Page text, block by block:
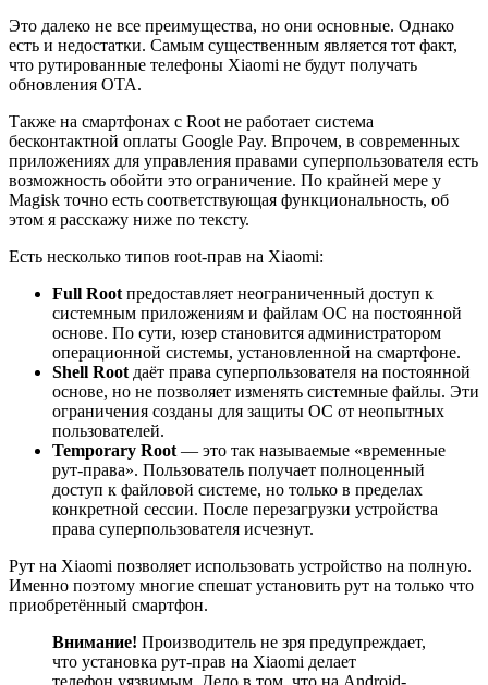
Это далеко не все преимущества, но они основные. Однако
есть и недостатки. Самым существенным является тот факт,
что рутированные телефоны Xiaomi не будут получать
обновления ОТА.
Также на смартфонах с Root не работает система
бесконтактной оплаты Google Pay. Впрочем, в современных
приложениях для управления правами суперпользователя есть
возможность обойти это ограничение. По крайней мере у
Magisk точно есть соответствующая функциональность, об
этом я расскажу ниже по тексту.
Есть несколько типов root-прав на Xiaomi:
Full Root предоставляет неограниченный доступ к
системным приложениям и файлам ОС на постоянной
основе. По сути, юзер становится администратором
операционной системы, установленной на смартфоне.
Shell Root даёт права суперпользователя на постоянной
основе, но не позволяет изменять системные файлы. Эти
ограничения созданы для защиты ОС от неопытных
пользователей.
Temporary Root — это так называемые «временные
рут-права». Пользователь получает полноценный
доступ к файловой системе, но только в пределах
конкретной сессии. После перезагрузки устройства
права суперпользователя исчезнут.
Рут на Xiaomi позволяет использовать устройство на полную.
Именно поэтому многие спешат установить рут на только что
приобретённый смартфон.
Внимание! Производитель не зря предупреждает,
что установка рут-прав на Xiaomi делает